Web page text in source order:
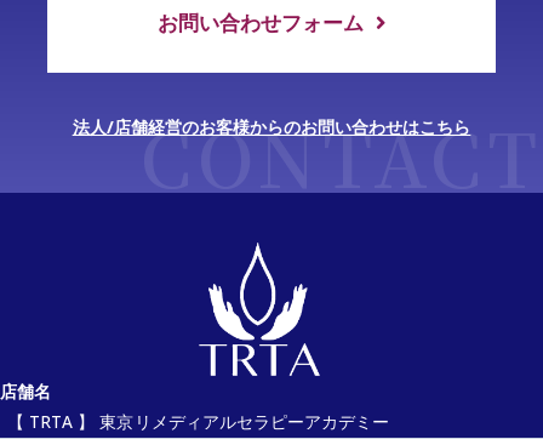
お問い合わせフォーム
法人/店舗経営のお客様からのお問い合わせはこちら
店舗名
【 TRTA 】 東京リメディアルセラピーアカデミー